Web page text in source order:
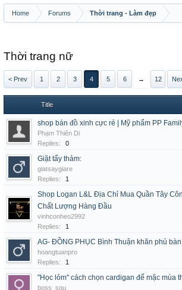
Home Forums Thời trang - Làm đẹp
Thời trang nữ
< Prev 1 2 3 4 5 6 → 12
Title
shop bán đồ xinh cực rẻ | Mỹ phẩm PP
Phạm Thiên Di
Replies:
0
Giặt tẩy thảm:
giatsaygiare
Replies:
1
Shop Logan L&L Địa Chỉ Mua Quần Tây
Chất Lượng Hàng Đầu
vinhconheo2992
Replies:
1
AG- ĐỒNG PHỤC Bình Thuận khăn phủ
hoangtuanpro
Replies:
1
"Học lỏm" cách chọn cardigan để mặc mùa
boss_sgu